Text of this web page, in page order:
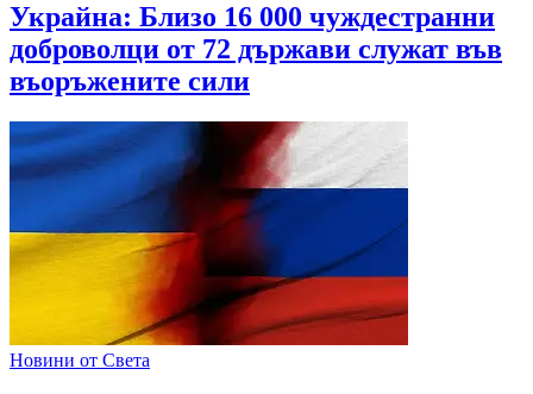
Украйна: Близо 16 000 чуждестранни
доброволци от 72 държави служат във
въоръжените сили
Новини от Света